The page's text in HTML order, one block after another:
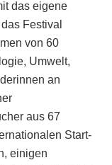
das eigene
Festival
von 60
Umwelt,
an
aus 67
Start-
einigen